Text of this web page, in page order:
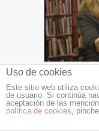
Café con Mila
Uso de cookies
Este sitio web utiliza
de usuario. Si continúa
aceptación de las
política de cookies,